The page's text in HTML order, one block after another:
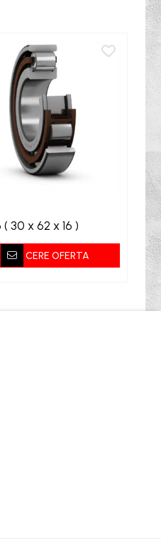
N 206 ( 30 x 62 x 16 )
CERE OFERTA